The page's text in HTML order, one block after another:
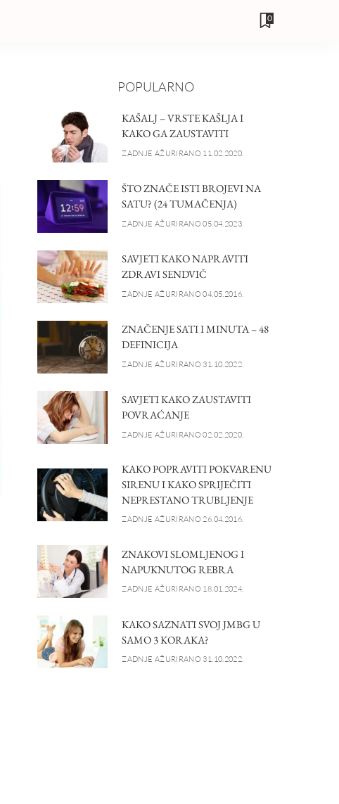
0
POPULARNO
KAŠALJ – VRSTE KAŠLJA I
KAKO GA ZAUSTAVITI
ZADNJE AŽURIRANO 11.02.2020.
ŠTO ZNAČE ISTI BROJEVI NA
SATU? (24 TUMAČENJA)
ZADNJE AŽURIRANO 05.04.2023.
SAVJETI KAKO NAPRAVITI
ZDRAVI SENDVIČ
ZADNJE AŽURIRANO 04.05.2016.
ZNAČENJE SATI I MINUTA – 48
DEFINICIJA
ZADNJE AŽURIRANO 31.10.2022.
SAVJETI KAKO ZAUSTAVITI
POVRAĆANJE
ZADNJE AŽURIRANO 02.02.2020.
KAKO POPRAVITI POKVARENU
SIRENU I KAKO SPRIJEČITI
NEPRESTANO TRUBLJENJE
ZADNJE AŽURIRANO 26.04.2016.
ZNAKOVI SLOMLJENOG I
NAPUKNUTOG REBRA
ZADNJE AŽURIRANO 18.01.2024.
KAKO SAZNATI SVOJ JMBG U
SAMO 3 KORAKA?
ZADNJE AŽURIRANO 31.10.2022.